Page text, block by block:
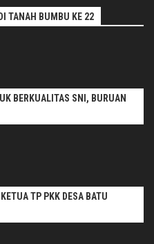
TANAH BUMBU KE 22
BERKUALITAS SNI, BURUAN
TP PKK DESA BATU